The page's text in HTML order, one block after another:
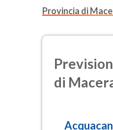
Provincia di
di